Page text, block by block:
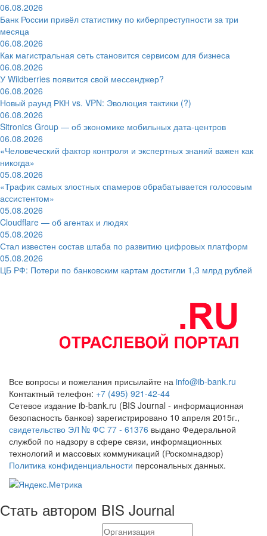
06.08.2026
Банк России привёл статистику по киберпреступности за три
месяца
06.08.2026
Как магистральная сеть становится сервисом для бизнеса
06.08.2026
У Wildberries появится свой мессенджер?
06.08.2026
Новый раунд РКН vs. VPN: Эволюция тактики (?)
06.08.2026
Sitronics Group — об экономике мобильных дата-центров
06.08.2026
«Человеческий фактор контроля и экспертных знаний важен как
никогда»
05.08.2026
«Трафик самых злостных спамеров обрабатывается голосовым
ассистентом»
05.08.2026
Cloudflare — об агентах и людях
05.08.2026
Стал известен состав штаба по развитию цифровых платформ
05.08.2026
ЦБ РФ: Потери по банковским картам достигли 1,3 млрд рублей
Все вопросы и пожелания присылайте на info@ib-bank.ru
Контактный телефон: +7 (495) 921-42-44
Сетевое издание ib-bank.ru (BIS Journal - информационная
безопасность банков) зарегистрировано 10 апреля 2015г.,
свидетельство ЭЛ № ФС 77 - 61376 выдано Федеральной
службой по надзору в сфере связи, информационных
технологий и массовых коммуникаций (Роскомнадзор)
Политика конфиденциальности персональных данных.
Стать автором BIS Journal